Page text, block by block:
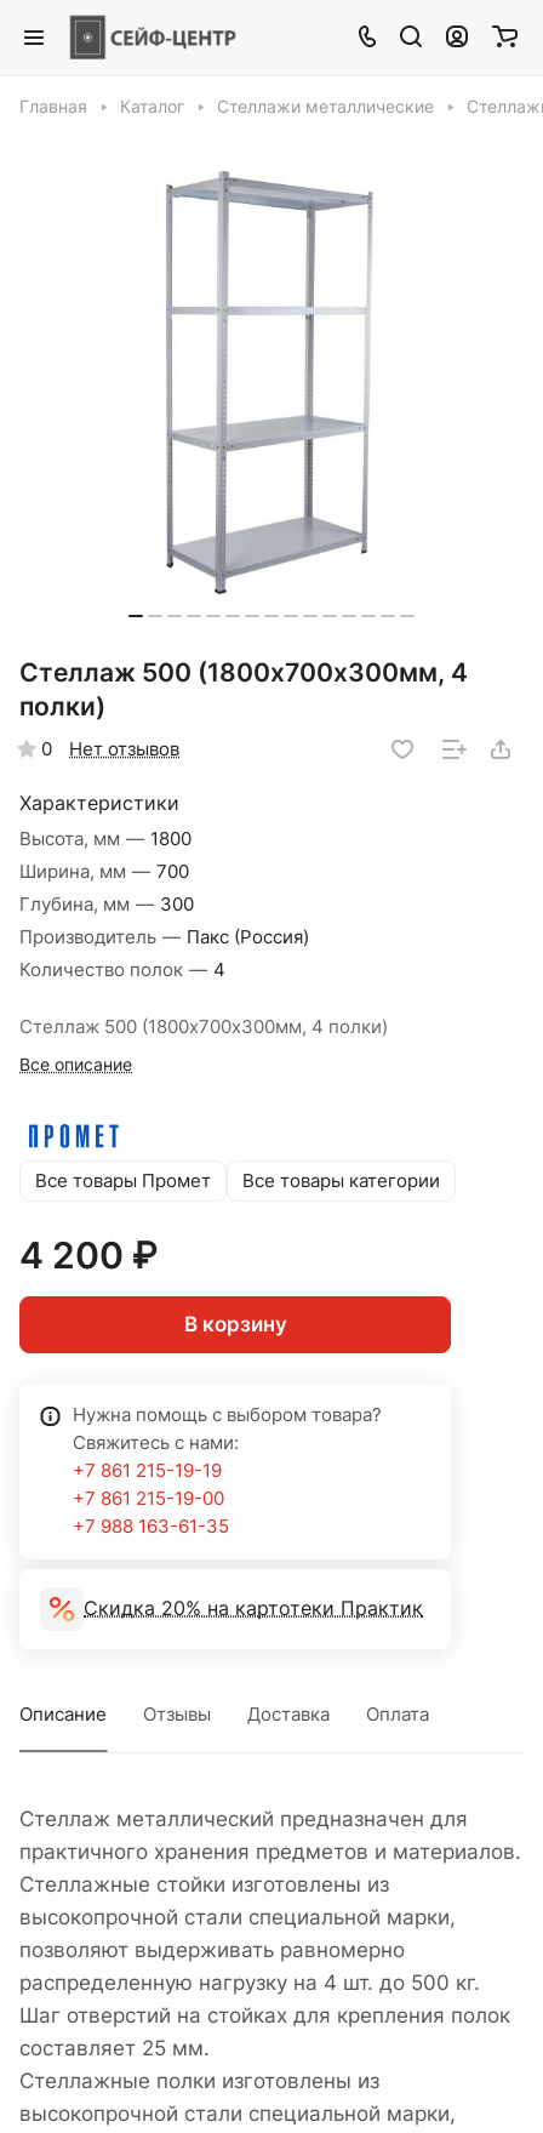
Главная Каталог Стеллажи металлические
Стеллаж 500 (1800х700х300мм, 4
полки)
0 Нет отзывов
Характеристики
Высота, мм — 1800
Ширина, мм — 700
Глубина, мм — 300
Производитель — Пакс (Россия)
Количество полок — 4
Стеллаж 500 (1800х700х300мм, 4 полки)
Все описание
Все товары Промет Все товары категории
4 200 ₽
В корзину
Нужна помощь с выбором товара?
Свяжитесь с нами:
+7 861 215-19-19
+7 861 215-19-00
+7 988 163-61-35
Скидка 20% на картотеки Практик
Описание Отзывы Доставка Оплата
Стеллаж металлический предназначен для
практичного хранения предметов и материалов.
Стеллажные стойки изготовлены из
высокопрочной стали специальной марки,
позволяют выдерживать равномерно
распределенную нагрузку на 4 шт. до 500 кг.
Шаг отверстий на стойках для крепления полок
составляет 25 мм.
Стеллажные полки изготовлены из
высокопрочной стали специальной марки,